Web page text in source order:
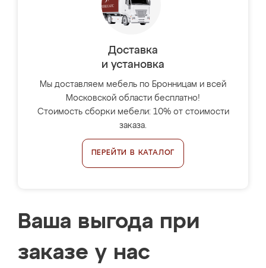
Доставка
и установка
Мы доставляем мебель по Бронницам и всей
Московской области бесплатно!
Стоимость сборки мебели: 10% от стоимости
заказа.
ПЕРЕЙТИ В КАТАЛОГ
Ваша выгода при
заказе у нас